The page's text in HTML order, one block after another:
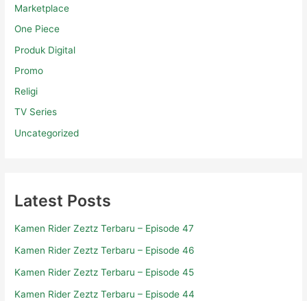
Marketplace
One Piece
Produk Digital
Promo
Religi
TV Series
Uncategorized
Latest Posts
Kamen Rider Zeztz Terbaru – Episode 47
Kamen Rider Zeztz Terbaru – Episode 46
Kamen Rider Zeztz Terbaru – Episode 45
Kamen Rider Zeztz Terbaru – Episode 44